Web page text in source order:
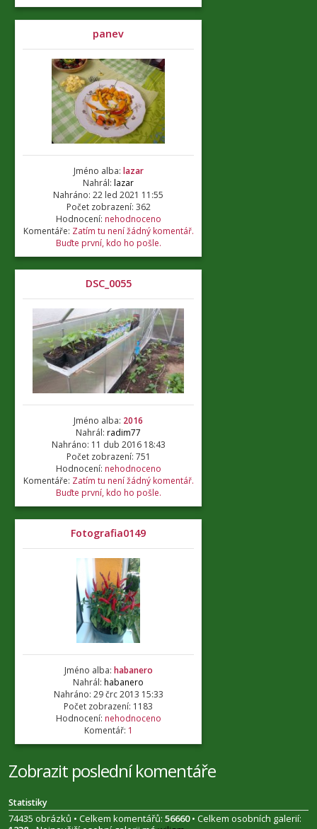
panev
Jméno alba: lazar
Nahrál: lazar
Nahráno: 22 led 2021 11:55
Počet zobrazení: 362
Hodnocení: nehodnoceno
Komentáře: Zatím tu není žádný komentář.
Buďte první, kdo ho pošle.
DSC_0055
Jméno alba: 2016
Nahrál: radim77
Nahráno: 11 dub 2016 18:43
Počet zobrazení: 751
Hodnocení: nehodnoceno
Komentáře: Zatím tu není žádný komentář.
Buďte první, kdo ho pošle.
Fotografia0149
Jméno alba: habanero
Nahrál: habanero
Nahráno: 29 črc 2013 15:33
Počet zobrazení: 1183
Hodnocení: nehodnoceno
Komentář: 1
Zobrazit poslední komentáře
Statistiky
74435 obrázků • Celkem komentářů: 56660• Celkem osobních galerií: